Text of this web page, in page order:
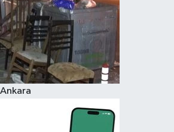
Ankara